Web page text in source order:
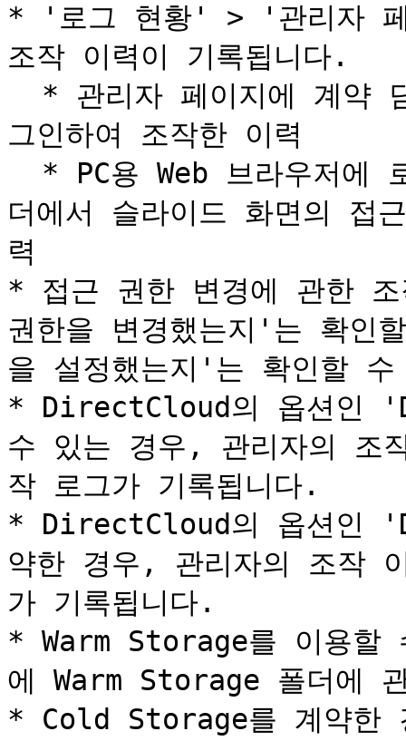
* '로그 현황' > '관리자 페
조작 이력이 기록됩니다.
그인하여 조작한 이력
더에서 슬라이드 화면의 접
력
* 접근 권한 변경에 관한
권한을 변경했는지'는 확
을 설정했는지'는 확인할
* DirectCloud의 옵션인
수 있는 경우, 관리자의 조
작 로그가 기록됩니다.
* DirectCloud의 옵션인
약한 경우, 관리자의 조작
가 기록됩니다.
* Warm Storage를 이용할
에 Warm Storage 폴더에
* Cold Storage를 계약한